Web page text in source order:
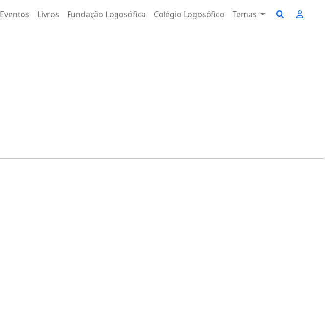
Eventos Livros Fundação Logosófica Colégio Logosófico Temas